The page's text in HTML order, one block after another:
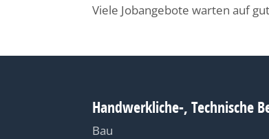
Viele Jobangebote warten auf
Handwerkliche-, Technische
Bau